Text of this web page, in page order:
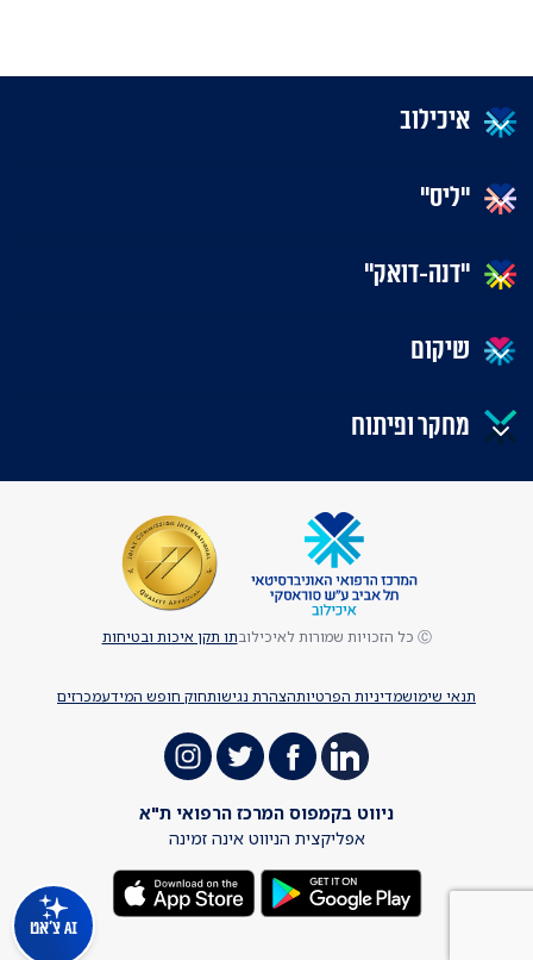
AI צ'אט
איכילוב
"ליס"
"דנה-דואק"
שיקום
מחקר ופיתוח
תנאי שימושמדיניות הפרטיותהצהרת נגישותחוק חופש המידעמכרזים
Ⓒ כל הזכויות שמורות לאיכילוב תו תקן איכות ובטיחות
ניווט בקמפוס המרכז הרפואי ת"א
אפליקצית הניווט אינה זמינה